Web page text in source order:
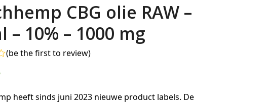
CBG olie RAW –
– 10% – 1000 mg
(be the first to review)
heeft sinds juni 2023 nieuwe product labels. De